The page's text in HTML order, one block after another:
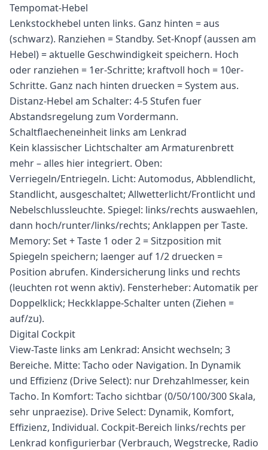
Tempomat-Hebel
Lenkstockhebel unten links. Ganz hinten = aus
(schwarz). Ranziehen = Standby. Set-Knopf (aussen am
Hebel) = aktuelle Geschwindigkeit speichern. Hoch
oder ranziehen = 1er-Schritte; kraftvoll hoch = 10er-
Schritte. Ganz nach hinten druecken = System aus.
Distanz-Hebel am Schalter: 4-5 Stufen fuer
Abstandsregelung zum Vordermann.
Schaltflaecheneinheit links am Lenkrad
Kein klassischer Lichtschalter am Armaturenbrett
mehr – alles hier integriert. Oben:
Verriegeln/Entriegeln. Licht: Automodus, Abblendlicht,
Standlicht, ausgeschaltet; Allwetterlicht/Frontlicht und
Nebelschlussleuchte. Spiegel: links/rechts auswaehlen,
dann hoch/runter/links/rechts; Anklappen per Taste.
Memory: Set + Taste 1 oder 2 = Sitzposition mit
Spiegeln speichern; laenger auf 1/2 druecken =
Position abrufen. Kindersicherung links und rechts
(leuchten rot wenn aktiv). Fensterheber: Automatik per
Doppelklick; Heckklappe-Schalter unten (Ziehen =
auf/zu).
Digital Cockpit
View-Taste links am Lenkrad: Ansicht wechseln; 3
Bereiche. Mitte: Tacho oder Navigation. In Dynamik
und Effizienz (Drive Select): nur Drehzahlmesser, kein
Tacho. In Komfort: Tacho sichtbar (0/50/100/300 Skala,
sehr unpraezise). Drive Select: Dynamik, Komfort,
Effizienz, Individual. Cockpit-Bereich links/rechts per
Lenkrad konfigurierbar (Verbrauch, Wegstrecke, Radio